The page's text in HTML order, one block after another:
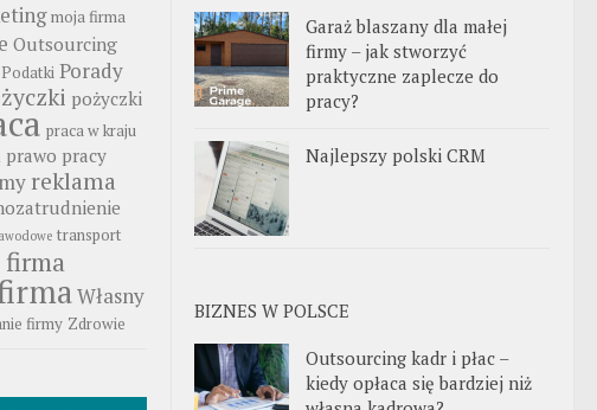
Garaż blaszany dla małej
firmy – jak stworzyć
praktyczne zaplecze do
pracy?
Najlepszy polski CRM
BIZNES W POLSCE
Outsourcing kadr i płac –
kiedy opłaca się bardziej niż
moja firma
Outsourcing
Podatki Porady
pożyczki
praca w kraju
prawo pracy
reklama
transport
firma
Własny
firmy Zdrowie